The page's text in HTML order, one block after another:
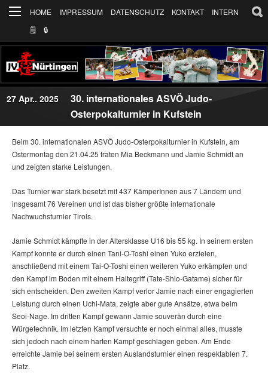
HOME IMPRESSUM DATENSCHUTZ KONTAKT
INTERN
🗒
🔒︎
27 Apr.. 2025
30. internationales ASVÖ Judo-
Osterpokalturnier in Kufstein
Beim 30. internationalen ASVÖ Judo-Osterpokalturnier in Kufstein, am
Ostermontag den 21.04.25 traten Mia Beckmann und Jamie Schmidt an
und zeigten starke Leistungen.
Das Turnier war stark besetzt mit 437 KämperInnen aus 7 Ländern und
insgesamt 76 Vereinen und ist das bisher größte internationale
Nachwuchsturnier Tirols.
Jamie Schmidt kämpfte in der Altersklasse U16 bis 55 kg. In seinem ersten
Kampf konnte er durch einen Tani-O-Toshi einen Yuko erzielen,
anschließend mit einem Tai-O-Toshi einen weiteren Yuko erkämpfen und
den Kampf im Boden mit einem Haltegriff (Tate-Shio-Gatame) sicher für
sich entscheiden. Den zweiten Kampf verlor Jamie nach einer engagierten
Leistung durch einen Uchi-Mata, zeigte aber gute Ansätze, etwa beim
Seoi-Nage. Im dritten Kampf gewann Jamie souverän durch eine
Würgetechnik. Im letzten Kampf versuchte er noch einmal alles, musste
sich jedoch nach einem harten Kampf geschlagen geben. Am Ende
erreichte Jamie bei seinem ersten Auslandsturnier einen respektablen 7.
Platz.